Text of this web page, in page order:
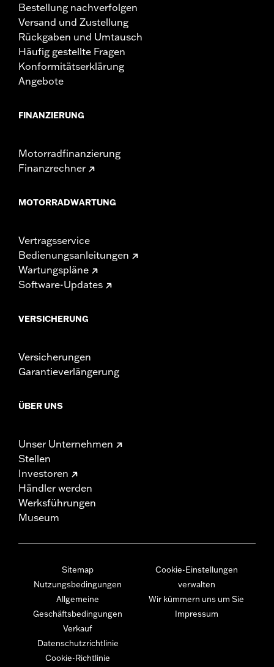
Bestellung nachverfolgen
Versand und Zustellung
Rückgaben und Umtausch
Häufig gestellte Fragen
Konformitätserklärung
Angebote
FINANZIERUNG
Motorradfinanzierung
Finanzrechner
MOTORRADWARTUNG
Vertragsservice
Bedienungsanleitungen
Wartungspläne
Software-Updates
VERSICHERUNG
Versicherungen
Garantieverlängerung
ÜBER UNS
Unser Unternehmen
Stellen
Investoren
Händler werden
Werksführungen
Museum
Sitemap
Nutzungsbedingungen
Allgemeine
Geschäftsbedingungen
Verkauf
Datenschutzrichtlinie
Cookie-Richtlinie
Cookie-Einstellungen
verwalten
Wir kümmern uns um Sie
Impressum